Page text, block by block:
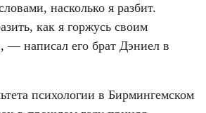
насколько я разбит.
как я горжусь своим
— написал его брат Дэниел в
психологии в Бирмингемском